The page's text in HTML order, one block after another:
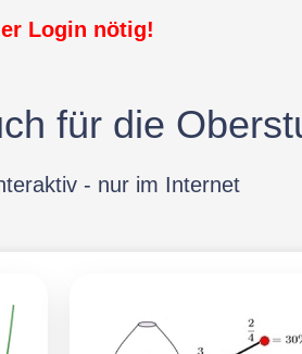
Login nötig!
für die
- nur im Internet